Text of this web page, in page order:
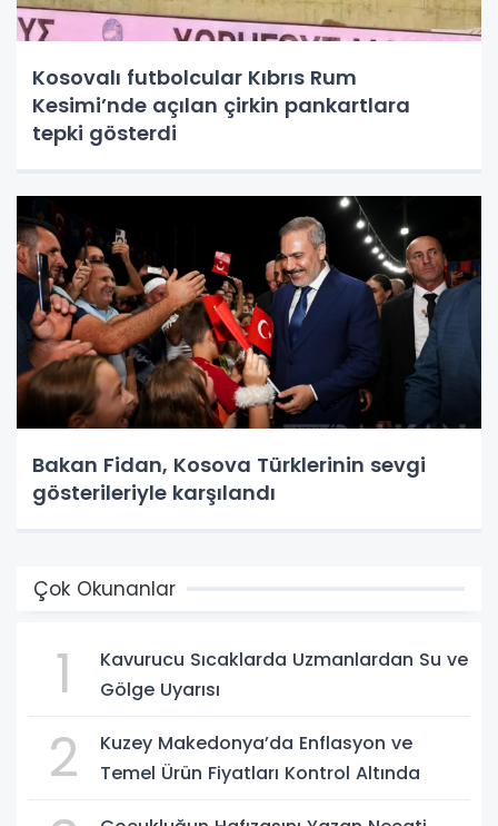
Kosovalı futbolcular Kıbrıs Rum
Kesimi’nde açılan çirkin pankartlara
tepki gösterdi
Bakan Fidan, Kosova Türklerinin sevgi
gösterileriyle karşılandı
Çok Okunanlar
1
Kavurucu Sıcaklarda Uzmanlardan Su ve
Gölge Uyarısı
2
Kuzey Makedonya’da Enflasyon ve
Temel Ürün Fiyatları Kontrol Altında